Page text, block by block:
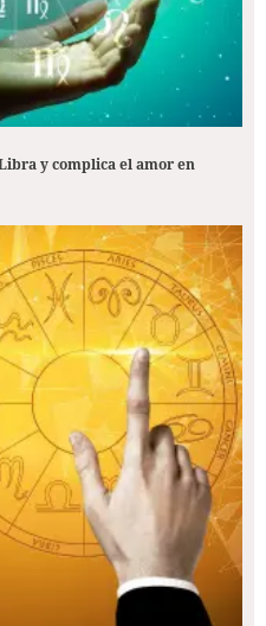
y complica el amor en